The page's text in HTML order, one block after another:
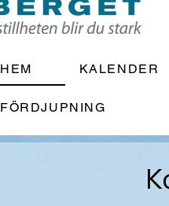
HEM KALENDER
FÖRDJUPNING